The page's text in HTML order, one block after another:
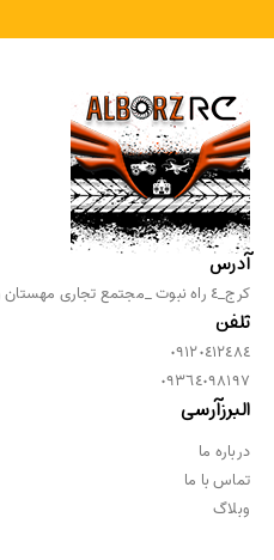
آدرس
كرج_٤ راه نبوت _مجتمع تجارى مهستان واحد ٦٢
تلفن
٠٩١٢٠٤١٢٤٨٤
٠٩٣٦٤٠٩٨١٩٧
البرزآرسی
درباره ما
تماس با ما
وبلاگ